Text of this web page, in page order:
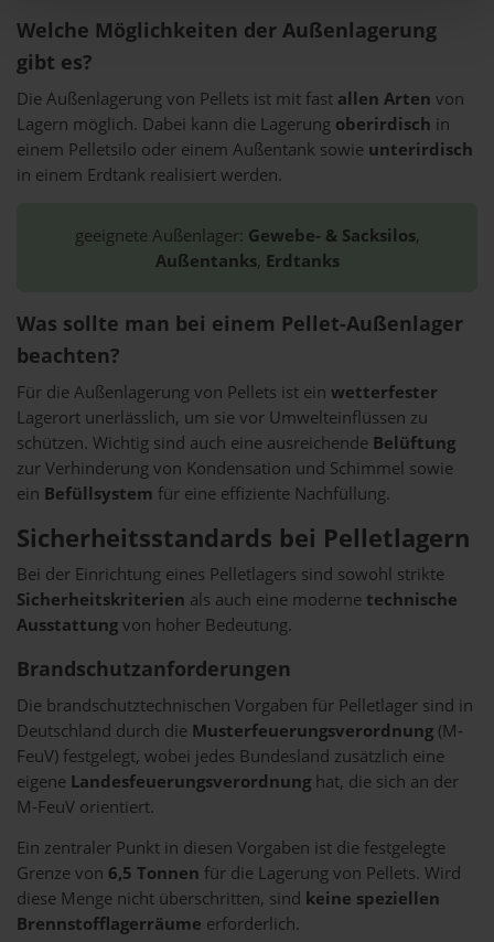
Welche Möglichkeiten der Außenlagerung
gibt es?
Die Außenlagerung von Pellets ist mit fast allen Arten von
Lagern möglich. Dabei kann die Lagerung oberirdisch in
einem Pelletsilo oder einem Außentank sowie unterirdisch
in einem Erdtank realisiert werden.
geeignete Außenlager: Gewebe- & Sacksilos,
Außentanks, Erdtanks
Was sollte man bei einem Pellet-Außenlager
beachten?
Für die Außenlagerung von Pellets ist ein wetterfester
Lagerort unerlässlich, um sie vor Umwelteinflüssen zu
schützen. Wichtig sind auch eine ausreichende Belüftung
zur Verhinderung von Kondensation und Schimmel sowie
ein Befüllsystem für eine effiziente Nachfüllung.
Sicherheitsstandards bei Pelletlagern
Bei der Einrichtung eines Pelletlagers sind sowohl strikte
Sicherheitskriterien als auch eine moderne technische
Ausstattungvon hoher Bedeutung.
Brandschutzanforderungen
Die brandschutztechnischen Vorgaben für Pelletlager sind in
Deutschland durch die Musterfeuerungsverordnung (M-
FeuV) festgelegt, wobei jedes Bundesland zusätzlich eine
eigene Landesfeuerungsverordnung hat, die sich an der
M-FeuV orientiert.
Ein zentraler Punkt in diesen Vorgaben ist die festgelegte
Grenze von 6,5 Tonnen für die Lagerung von Pellets. Wird
diese Menge nicht überschritten, sind keine speziellen
Brennstofflagerräume erforderlich.